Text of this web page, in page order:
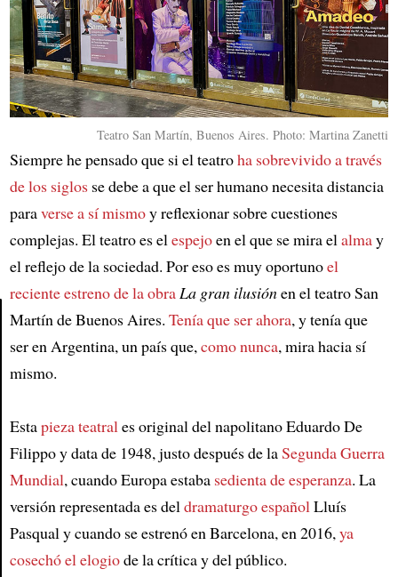
Article
Teatro San Martín, Buenos Aires. Photo: Martina Zanetti
Siempre he pensado que si el teatroha sobrevivido a través
de los siglosse debe a que el ser humano necesita distancia
paraverse a sí mismoy reflexionar sobre cuestiones
complejas. El teatro es elespejoen el que se mira elalmay
el reflejo de la sociedad. Por eso es muy oportunoel
reciente estreno de la obraLa gran ilusiónen el teatro San
Martín de Buenos Aires. Tenía que ser ahora, y tenía que
ser en Argentina, un país que,como nunca, mira hacia sí
mismo.
Estapieza teatrales original del napolitano Eduardo De
Filippo y data de 1948, justo después de laSegunda Guerra
Mundial, cuando Europa estaba sedienta de esperanza. La
versión representada es deldramaturgo españolLluís
Pasqual y cuando se estrenó en Barcelona, en 2016,ya
cosechó el elogiode la crítica y del público.